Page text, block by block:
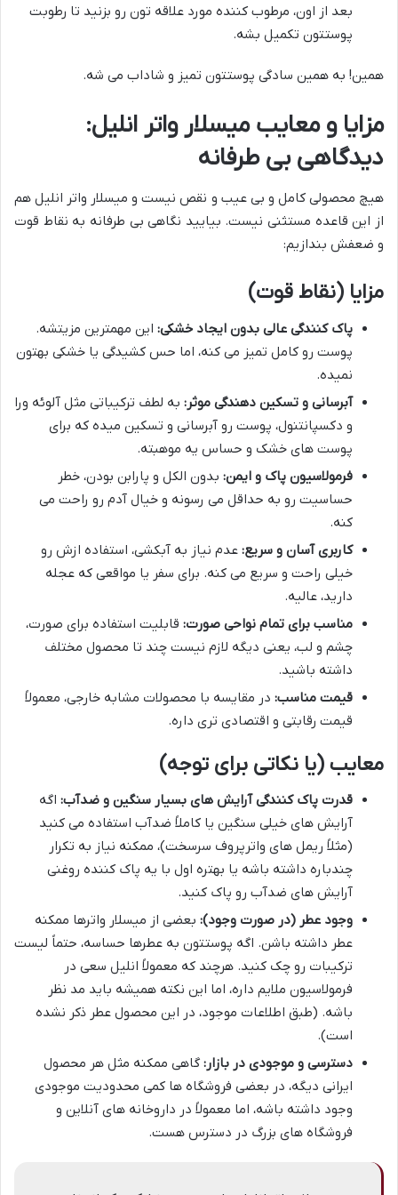
بعد از اون، مرطوب کننده مورد علاقه تون رو بزنید تا رطوبت
پوستتون تکمیل بشه.
همین! به همین سادگی پوستتون تمیز و شاداب می شه.
مزایا و معایب میسلار واتر انلیل:
دیدگاهی بی طرفانه
هیچ محصولی کامل و بی عیب و نقص نیست و میسلار واتر انلیل هم
از این قاعده مستثنی نیست. بیایید نگاهی بی طرفانه به نقاط قوت
و ضعفش بندازیم:
مزایا (نقاط قوت)
پاک کنندگی عالی بدون ایجاد خشکی: این مهمترین مزیتشه.
پوست رو کامل تمیز می کنه، اما حس کشیدگی یا خشکی بهتون
نمیده.
آبرسانی و تسکین دهندگی موثر: به لطف ترکیباتی مثل آلوئه ورا
و دکسپانتنول، پوست رو آبرسانی و تسکین میده که برای
پوست های خشک و حساس یه موهبته.
فرمولاسیون پاک و ایمن: بدون الکل و پارابن بودن، خطر
حساسیت رو به حداقل می رسونه و خیال آدم رو راحت می
کنه.
کاربری آسان و سریع: عدم نیاز به آبکشی، استفاده ازش رو
خیلی راحت و سریع می کنه. برای سفر یا مواقعی که عجله
دارید، عالیه.
مناسب برای تمام نواحی صورت: قابلیت استفاده برای صورت،
چشم و لب، یعنی دیگه لازم نیست چند تا محصول مختلف
داشته باشید.
قیمت مناسب: در مقایسه با محصولات مشابه خارجی، معمولاً
قیمت رقابتی و اقتصادی تری داره.
معایب (یا نکاتی برای توجه)
قدرت پاک کنندگی آرایش های بسیار سنگین و ضدآب: اگه
آرایش های خیلی سنگین یا کاملاً ضدآب استفاده می کنید
(مثلاً ریمل های واترپروف سرسخت)، ممکنه نیاز به تکرار
چندباره داشته باشه یا بهتره اول با یه پاک کننده روغنی
آرایش های ضدآب رو پاک کنید.
وجود عطر (در صورت وجود): بعضی از میسلار واترها ممکنه
عطر داشته باشن. اگه پوستتون به عطرها حساسه، حتماً لیست
ترکیبات رو چک کنید. هرچند که معمولاً انلیل سعی در
فرمولاسیون ملایم داره، اما این نکته همیشه باید مد نظر
باشه. (طبق اطلاعات موجود، در این محصول عطر ذکر نشده
است).
دسترسی و موجودی در بازار: گاهی ممکنه مثل هر محصول
ایرانی دیگه، در بعضی فروشگاه ها کمی محدودیت موجودی
وجود داشته باشه، اما معمولاً در داروخانه های آنلاین و
فروشگاه های بزرگ در دسترس هست.